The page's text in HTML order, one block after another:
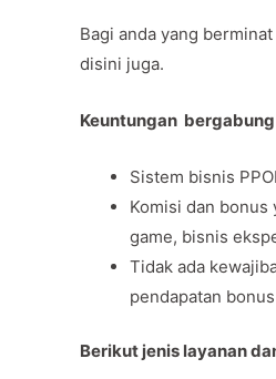
Bagi anda yang
disini juga.
Keuntungan
Sistem bisnis
Komisi dan
game, bisnis
Tidak ada
pendapatan
Berikut jenis layanan